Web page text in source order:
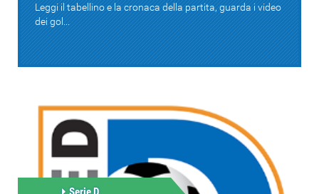
Leggi il tabellino e la cronaca della partita, guarda i video
dei gol...